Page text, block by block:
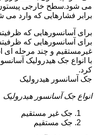
می شود.سطح خارجی پیستون
برابر فشارهایی که وارد می
غیرمستقیم و چند مرحله ای
با انواع جک هیدرولیک
کرد.
جک آسانسور هیدرولیک
انواع جک آسانسور هیدرولیک
جک غیر مستقیم
جک مستقیم